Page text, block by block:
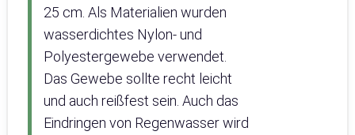
25 cm. Als Materialien wurden
wasserdichtes Nylon- und
Polyestergewebe verwendet.
Das Gewebe sollte recht leicht
und auch reißfest sein. Auch das
Eindringen von Regenwasser wird